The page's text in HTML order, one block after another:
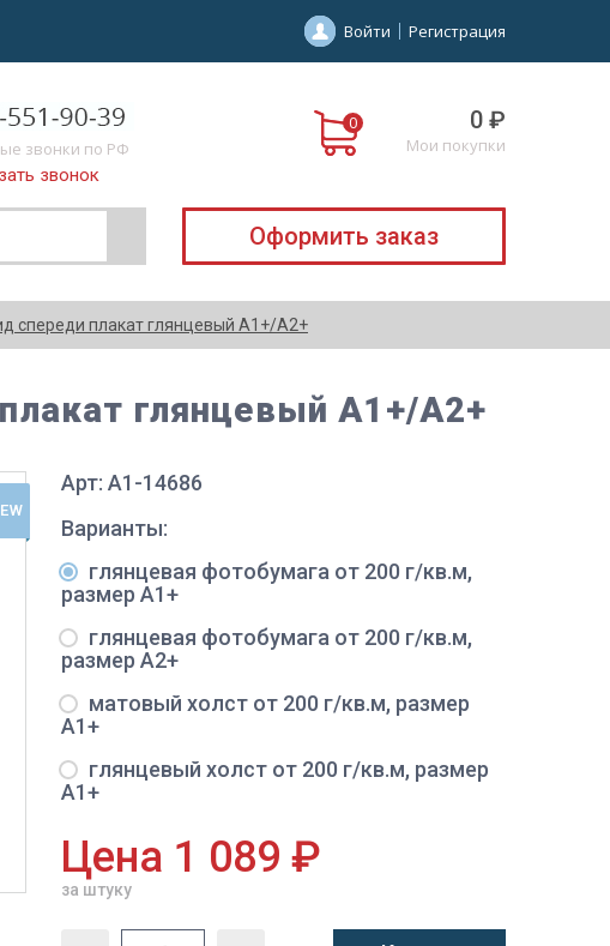
Войти Регистрация
звонки по РФ
звонок
0 ₽
Мои покупки
Оформить заказ
спереди плакат глянцевый А1+/А2+
глянцевый А1+/А2+
Арт: A1-14686
Варианты:
глянцевая фотобумага от 200 г/кв.м,
размер A1+
глянцевая фотобумага от 200 г/кв.м,
размер A2+
матовый холст от 200 г/кв.м, размер
A1+
глянцевый холст от 200 г/кв.м, размер
A1+
Цена 1 089 ₽
за штуку